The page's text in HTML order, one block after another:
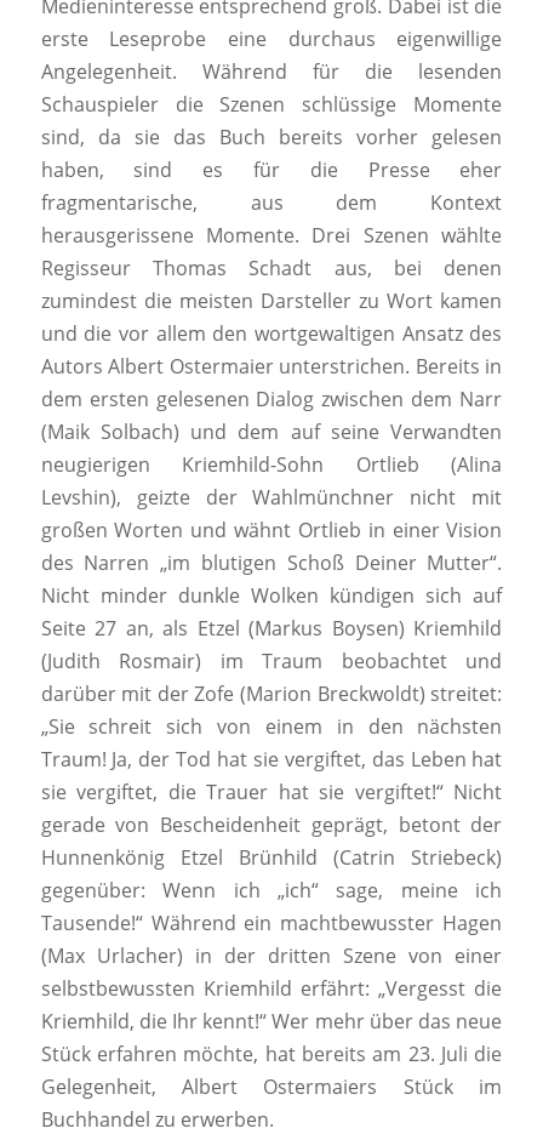
Medieninteresse entsprechend groß. Dabei ist die
erste Leseprobe eine durchaus eigenwillige
Angelegenheit. Während für die lesenden
Schauspieler die Szenen schlüssige Momente
sind, da sie das Buch bereits vorher gelesen
haben, sind es für die Presse eher
fragmentarische, aus dem Kontext
herausgerissene Momente. Drei Szenen wählte
Regisseur Thomas Schadt aus, bei denen
zumindest die meisten Darsteller zu Wort kamen
und die vor allem den wortgewaltigen Ansatz des
Autors Albert Ostermaier unterstrichen. Bereits in
dem ersten gelesenen Dialog zwischen dem Narr
(Maik Solbach) und dem auf seine Verwandten
neugierigen Kriemhild-Sohn Ortlieb (Alina
Levshin), geizte der Wahlmünchner nicht mit
großen Worten und wähnt Ortlieb in einer Vision
des Narren „im blutigen Schoß Deiner Mutter“.
Nicht minder dunkle Wolken kündigen sich auf
Seite 27 an, als Etzel (Markus Boysen) Kriemhild
(Judith Rosmair) im Traum beobachtet und
darüber mit der Zofe (Marion Breckwoldt) streitet:
„Sie schreit sich von einem in den nächsten
Traum! Ja, der Tod hat sie vergiftet, das Leben hat
sie vergiftet, die Trauer hat sie vergiftet!“ Nicht
gerade von Bescheidenheit geprägt, betont der
Hunnenkönig Etzel Brünhild (Catrin Striebeck)
gegenüber: Wenn ich „ich“ sage, meine ich
Tausende!“ Während ein machtbewusster Hagen
(Max Urlacher) in der dritten Szene von einer
selbstbewussten Kriemhild erfährt: „Vergesst die
Kriemhild, die Ihr kennt!“ Wer mehr über das neue
Stück erfahren möchte, hat bereits am 23. Juli die
Gelegenheit, Albert Ostermaiers Stück im
Buchhandel zu erwerben.